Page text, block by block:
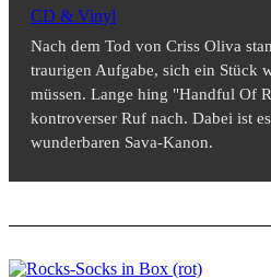
CD & Vinyl
Nach dem Tod von Criss Oliva
traurigen Aufgabe, sich ein Stück
müssen. Lange hing "Handful Of
kontroverser Ruf nach. Dabei ist
wunderbaren Sava-Kanon.